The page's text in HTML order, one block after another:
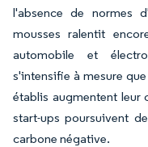
l'absence de normes
mousses ralentit
automobile et
s'intensifie à mesure
établis augmentent leur
start-ups poursuivent
carbone négative.